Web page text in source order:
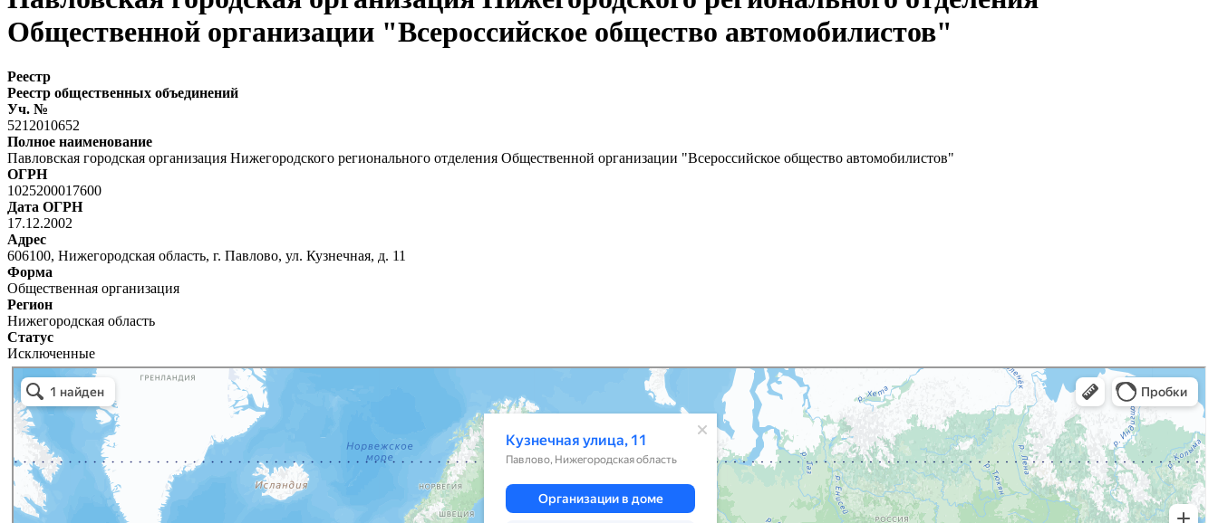
Общественной организации "Всероссийское общество автомобилистов"
Реестр
Реестр общественных объединений
Уч. №
5212010652
Полное наименование
Павловская городская организация Нижегородского регионального отделения Общественной организации "Всероссийское общество автомобилистов"
ОГРН
1025200017600
Дата ОГРН
17.12.2002
Адрес
606100, Нижегородская область, г. Павлово, ул. Кузнечная, д. 11
Форма
Общественная организация
Регион
Нижегородская область
Статус
Исключенные